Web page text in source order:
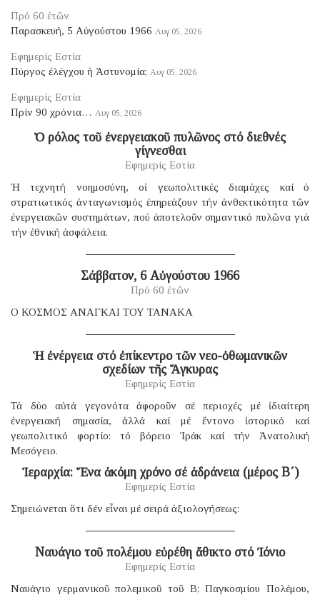
Πρό 60 ἐτῶν
Παρασκευή, 5 Αὐγούστου 1966 Αυγ 05, 2026
Εφημερίς Εστία
Πύργος ἐλέγχου ἡ Ἀστυνομία; Αυγ 05, 2026
Εφημερίς Εστία
Πρίν 90 χρόνια… Αυγ 05, 2026
Ὁ ρόλος τοῦ ἐνεργειακοῦ πυλῶνος στό διεθνές
γίγνεσθαι
Εφημερίς Εστία
Ἡ τεχνητή νοημοσύνη, οἱ γεωπολιτικές διαμάχες καί ὁ
στρατιωτικός ἀνταγωνισμός ἐπηρεάζουν τήν ἀνθεκτικότητα τῶν
ἐνεργειακῶν συστημάτων, πού ἀποτελοῦν σημαντικό πυλῶνα γιά
τήν ἐθνική ἀσφάλεια.
Σάββατον, 6 Αὐγούστου 1966
Πρό 60 ἐτῶν
Ο ΚΟΣΜΟΣ ΑΝΑΓΚΑΙ ΤΟΥ ΤΑΝΑΚΑ
Ἡ ἐνέργεια στό ἐπίκεντρο τῶν νεο-ὀθωμανικῶν
σχεδίων τῆς Ἄγκυρας
Εφημερίς Εστία
Τά δύο αὐτά γεγονότα ἀφοροῦν σέ περιοχές μέ ἰδιαίτερη
ἐνεργειακή σημασία, ἀλλά καί μέ ἔντονο ἱστορικό καί
γεωπολιτικό φορτίο: τό βόρειο Ἰράκ καί τήν Ἀνατολική
Μεσόγειο.
Ἱεραρχία: Ἕνα ἀκόμη χρόνο σέ ἀδράνεια (μέρος B΄)
Εφημερίς Εστία
Σημειώνεται ὅτι δέν εἶναι μέ σειρά ἀξιολογήσεως:
Ναυάγιο τοῦ πολέμου εὑρέθη ἄθικτο στό Ἰόνιο
Εφημερίς Εστία
Ναυάγιο γερμανικοῦ πολεμικοῦ τοῦ B; Παγκοσμίου Πολέμου,